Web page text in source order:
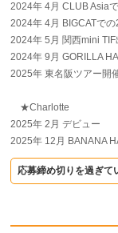
2024年 4月 CLUB Asia
2024年 4月 BIGCATで
2024年 5月 関西mini TIF
2024年 9月 GORILLA
2025年 東名阪ツアー開
★Charlotte
2025年 2月 デビュー
2025年 12月 BANANA
応募締め切りを過ぎて